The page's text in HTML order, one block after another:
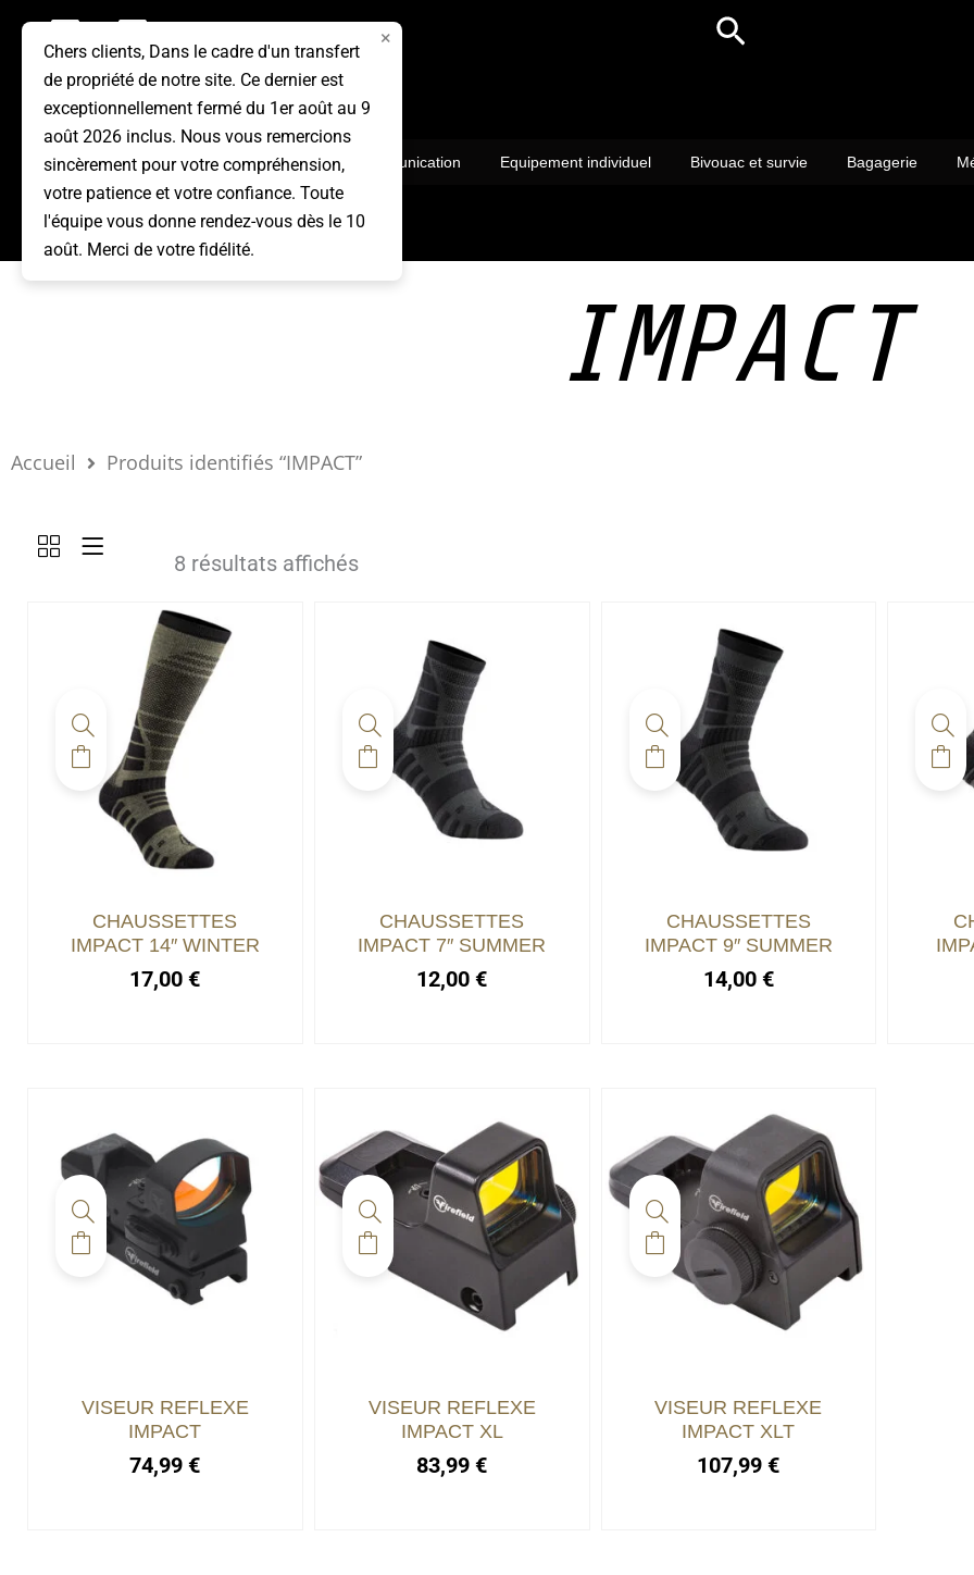
Aller
contenu
Rechercher
Vêtements Communication Equipement individuel Bivouac et survie Bagagerie
IMPACT
Accueil Produits identifiés “IMPACT”
×
Chers clients, Dans le cadre d'un transfert
de propriété de notre site. Ce dernier est
exceptionnellement fermé du 1er août au 9
août 2026 inclus. Nous vous remercions
sincèrement pour votre compréhension,
votre patience et votre confiance. Toute
l'équipe vous donne rendez-vous dès le 10
août. Merci de votre fidélité.
8 résultats affichés
CHAUSSETTES
IMPACT 14″ WINTER
17,00€
CHAUSSETTES
IMPACT 7″ SUMMER
12,00€
CHAUSSETTES
IMPACT 9″ SUMMER
14,00 €
VISEUR REFLEXE
IMPACT
74,99€
VISEUR REFLEXE
IMPACT XL
83,99€
VISEUR REFLEXE
IMPACT XLT
107,99€